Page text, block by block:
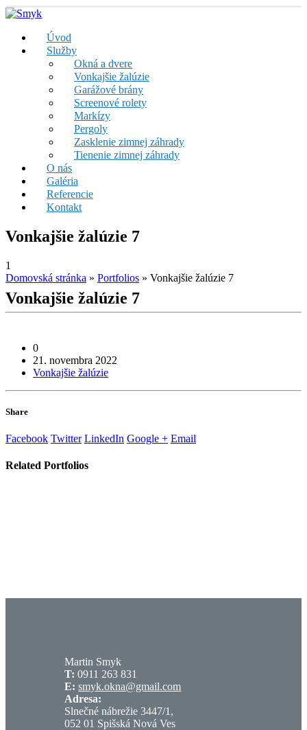
Úvod
Služby
Okná a dvere
Vonkajšie žalúzie
Garážové brány
Screenové rolety
Markízy
Pergoly
Zasklenie zimnej záhrady
Tienenie zimnej záhrady
O nás
Galéria
Referencie
Kontakt
Vonkajšie žalúzie 7
1
Domovská stránka » Portfolios » Vonkajšie žalúzie 7
Vonkajšie žalúzie 7
0
21. novembra 2022
Vonkajšie žalúzie
Share
Facebook Twitter LinkedIn Google + Email
Related Portfolios
Martin Smyk
T: 0911 263 831
E: smyk.okna@gmail.com
Adresa:
Slnečné nábrežie 3447/1,
052 01 Spišská Nová Ves